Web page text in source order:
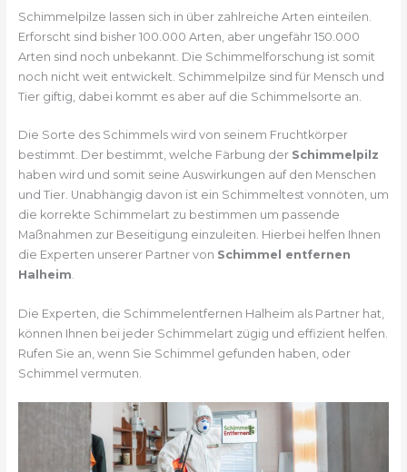
Schimmelpilze lassen sich in über zahlreiche Arten einteilen.
Erforscht sind bisher 100.000 Arten, aber ungefähr 150.000
Arten sind noch unbekannt. Die Schimmelforschung ist somit
noch nicht weit entwickelt. Schimmelpilze sind für Mensch und
Tier giftig, dabei kommt es aber auf die Schimmelsorte an.
Die Sorte des Schimmels wird von seinem Fruchtkörper
bestimmt. Der bestimmt, welche Färbung der Schimmelpilz
haben wird und somit seine Auswirkungen auf den Menschen
und Tier. Unabhängig davon ist ein Schimmeltest vonnöten, um
die korrekte Schimmelart zu bestimmen um passende
Maßnahmen zur Beseitigung einzuleiten. Hierbei helfen Ihnen
die Experten unserer Partner von Schimmel entfernen
Halheim.
Die Experten, die Schimmelentfernen Halheim als Partner hat,
können Ihnen bei jeder Schimmelart zügig und effizient helfen.
Rufen Sie an, wenn Sie Schimmel gefunden haben, oder
Schimmel vermuten.